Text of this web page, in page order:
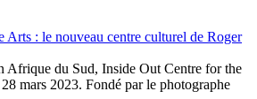
Arts : le nouveau centre culturel de Roger
Afrique du Sud, Inside Out Centre for the
mars 2023. Fondé par le photographe